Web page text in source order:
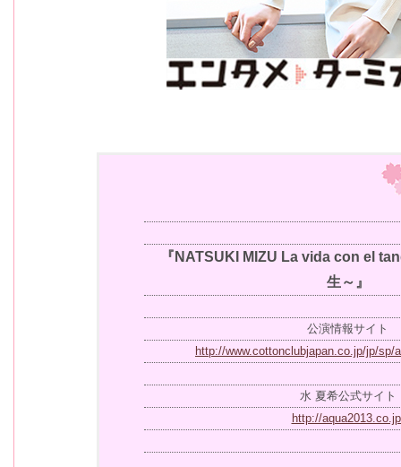
『NATSUKI MIZU La vida con el
生～』
公演情報サイト
http://www.cottonclubjapan.co.jp/jp/
水 夏希公式サイト
http://